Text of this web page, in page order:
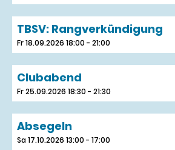
TBSV: Rangverkündigung
Fr 18.09.2026 18:00 - 21:00
Clubabend
Fr 25.09.2026 18:30 - 21:30
Absegeln
Sa 17.10.2026 13:00 - 17:00